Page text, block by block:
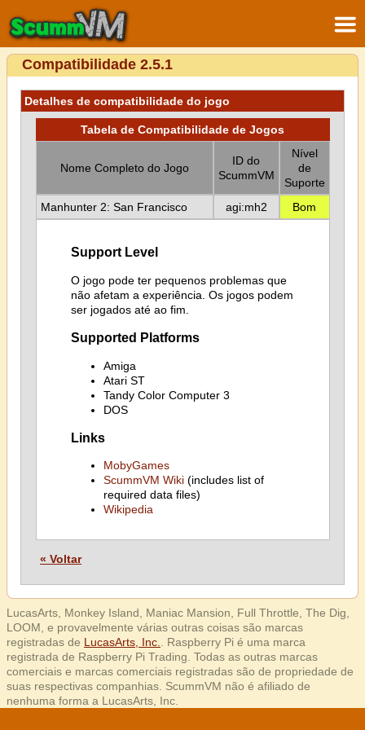
Compatibilidade 2.5.1
Detalhes de compatibilidade do jogo
Tabela de Compatibilidade de Jogos
Nome Completo do Jogo
ID do
ScummVM
Nível
de
Suporte
Manhunter 2: San Francisco
agi:mh2 Bom
Support Level
O jogo pode ter pequenos problemas que
não afetam a experiência. Os jogos podem
ser jogados até ao fim.
Supported Platforms
Amiga
Atari ST
Tandy Color Computer 3
DOS
Links
MobyGames
ScummVM Wiki(includes list of
required data files)
Wikipedia
« Voltar
LucasArts, Monkey Island, Maniac Mansion, Full Throttle, The Dig,
LOOM, e provavelmente várias outras coisas são marcas
registradas de LucasArts, Inc.
. Raspberry Pi é uma marca
registrada de Raspberry Pi Trading. Todas as outras marcas
comerciais e marcas comerciais registradas são de propriedade de
suas respectivas companhias. ScummVM não é afiliado de
nenhuma forma a LucasArts, Inc.